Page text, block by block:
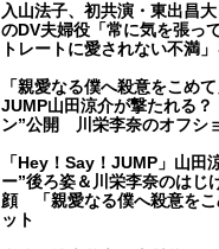
入山法子、初共演・東出昌
のDV夫婦役「常に気を張っ
トレートに愛されない不満
「親愛なる僕へ殺意をこめ
JUMP山田涼介が撃たれる
ン”公開 川栄李奈のオフシ
「Hey！Say！JUMP」山田
ー”後ろ姿＆川栄李奈のはじ
顔 「親愛なる僕へ殺意をこ
ット